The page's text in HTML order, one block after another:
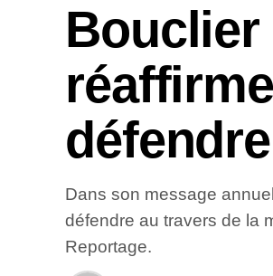
Bouclier
défendre
Dans son message
défendre au travers de la
Reportage.